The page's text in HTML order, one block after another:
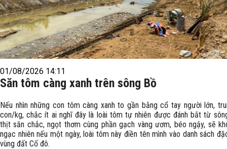
01/08/2026 14:11
Săn tôm càng xanh trên sông Bồ
Nếu nhìn những con tôm càng xanh to gần bằng cổ tay người lớn,
con/kg, chắc ít ai nghĩ đây là loài tôm tự nhiên được đánh bắt từ
thịt săn chắc, ngọt thơm cùng phần gạch vàng ươm, béo ngậy, sẽ
ngạc nhiên nếu một ngày, loài tôm này điền tên mình vào danh sách
vùng đất Cố đô.